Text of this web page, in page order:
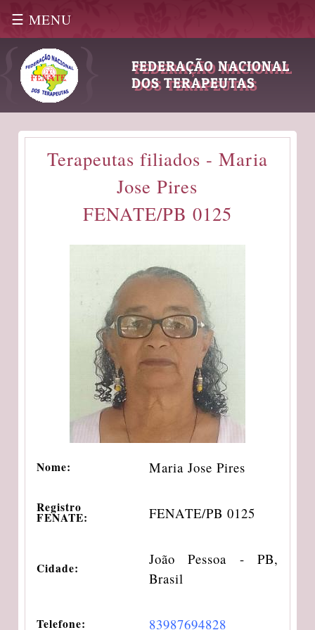
☰ MENU
FEDERAÇÃO NACIONAL
DOS TERAPEUTAS
Terapeutas filiados - Maria
Jose Pires
FENATE/PB 0125
Nome: Maria Jose Pires
Registro
FENATE: FENATE/PB 0125
Cidade:
João Pessoa - PB,
Brasil
Telefone: 83987694828